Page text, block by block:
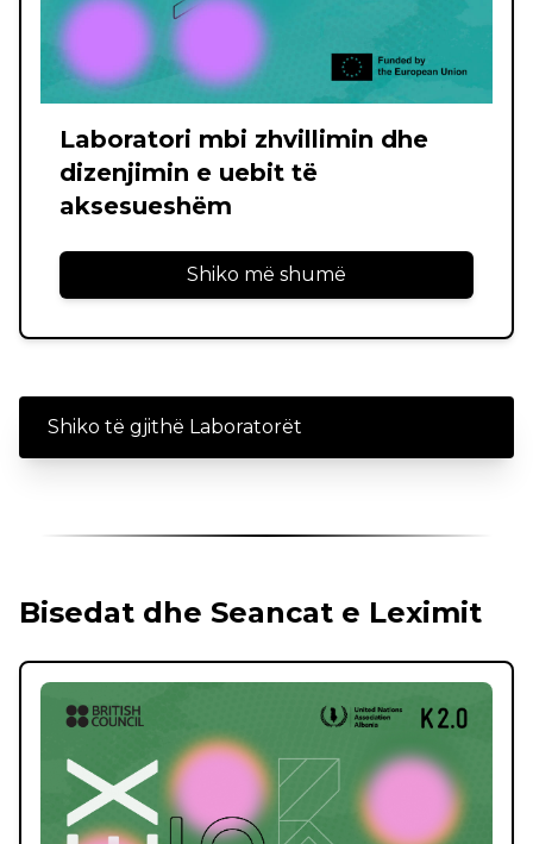
Laboratori mbi zhvillimin dhe
dizenjimin e uebit të
aksesueshëm
Shiko më shumë
Shiko të gjithë Laboratorët
Bisedat dhe Seancat e Leximit